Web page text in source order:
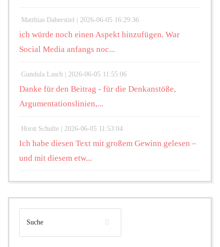
Matthias Daberstiel | 2026-06-05 16:29:36
ich würde noch einen Aspekt hinzufügen. War
Social Media anfangs noc...
Gundula Lasch | 2026-06-05 11:55:06
Danke für den Beitrag - für die Denkanstöße,
Argumentationslinien,...
Horst Schulte | 2026-06-05 11:53:04
Ich habe diesen Text mit großem Gewinn gelesen –
und mit diesem etw...